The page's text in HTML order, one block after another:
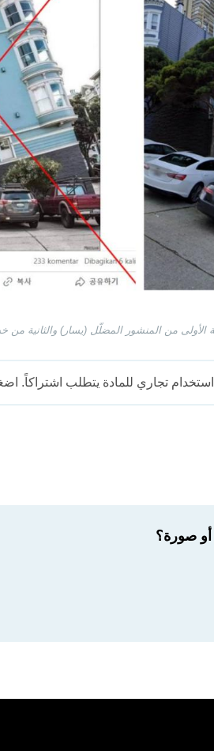
من المنشور المضلّل (يسار) والثانية من
استخدام تجاري للمادة يتطلب اشتراكاً.
صورة؟